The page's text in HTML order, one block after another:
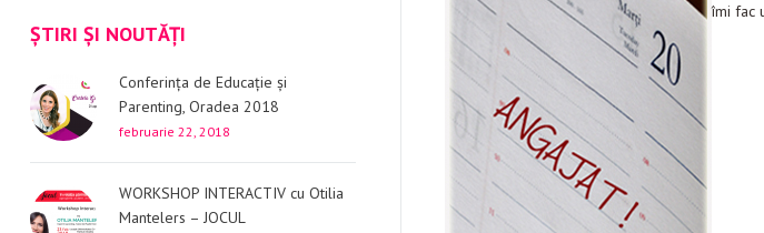
îmi fac
ȘTIRI ȘI NOUTĂȚI
Conferința de Educație și
Parenting, Oradea 2018
februarie 22, 2018
WORKSHOP INTERACTIV cu Otilia
Mantelers – JOCUL